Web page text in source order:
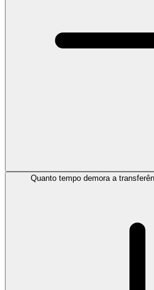
Quanto tempo demora a